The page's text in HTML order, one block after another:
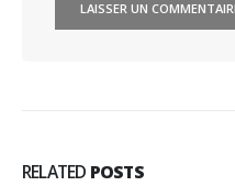
RELATED POSTS